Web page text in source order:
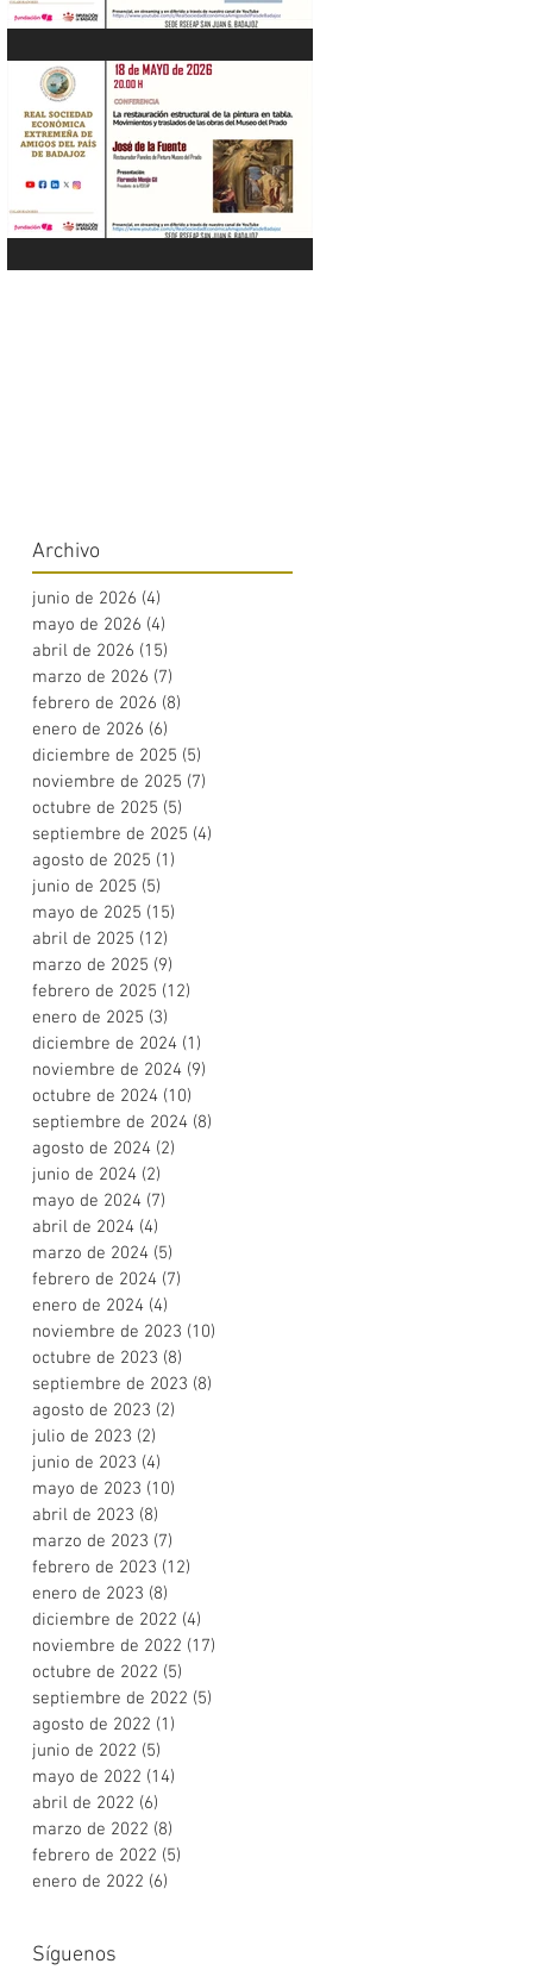
"La vuelta al mundo en 80
manicomios" por Blas Curado.
19/05/26
Archivo
junio de 2026 (4)
mayo de 2026 (4)
abril de 2026 (15)
marzo de 2026 (7)
febrero de 2026 (8)
enero de 2026 (6)
diciembre de 2025 (5)
noviembre de 2025 (7)
octubre de 2025 (5)
septiembre de 2025 (4)
agosto de 2025 (1)
junio de 2025 (5)
mayo de 2025 (15)
abril de 2025 (12)
marzo de 2025 (9)
febrero de 2025 (12)
enero de 2025 (3)
diciembre de 2024 (1)
noviembre de 2024 (9)
octubre de 2024 (10)
septiembre de 2024 (8)
agosto de 2024 (2)
junio de 2024 (2)
mayo de 2024 (7)
abril de 2024 (4)
marzo de 2024 (5)
febrero de 2024 (7)
enero de 2024 (4)
noviembre de 2023 (10)
octubre de 2023 (8)
septiembre de 2023 (8)
agosto de 2023 (2)
julio de 2023 (2)
junio de 2023 (4)
mayo de 2023 (10)
abril de 2023 (8)
marzo de 2023 (7)
febrero de 2023 (12)
enero de 2023 (8)
diciembre de 2022 (4)
noviembre de 2022 (17)
octubre de 2022 (5)
septiembre de 2022 (5)
agosto de 2022 (1)
junio de 2022 (5)
mayo de 2022 (14)
abril de 2022 (6)
marzo de 2022 (8)
febrero de 2022 (5)
enero de 2022 (6)
Síguenos